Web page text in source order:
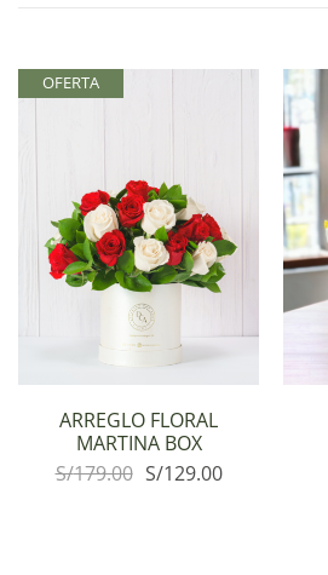
OFERTA
ARREGLO FLORAL
MARTINA BOX
S/179.00 S/129.00